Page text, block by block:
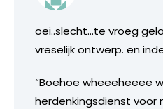
oei..slecht…te vroeg
vreselijk ontwerp. en
“Boehoe wheeeheeee
herdenkingsdienst voor